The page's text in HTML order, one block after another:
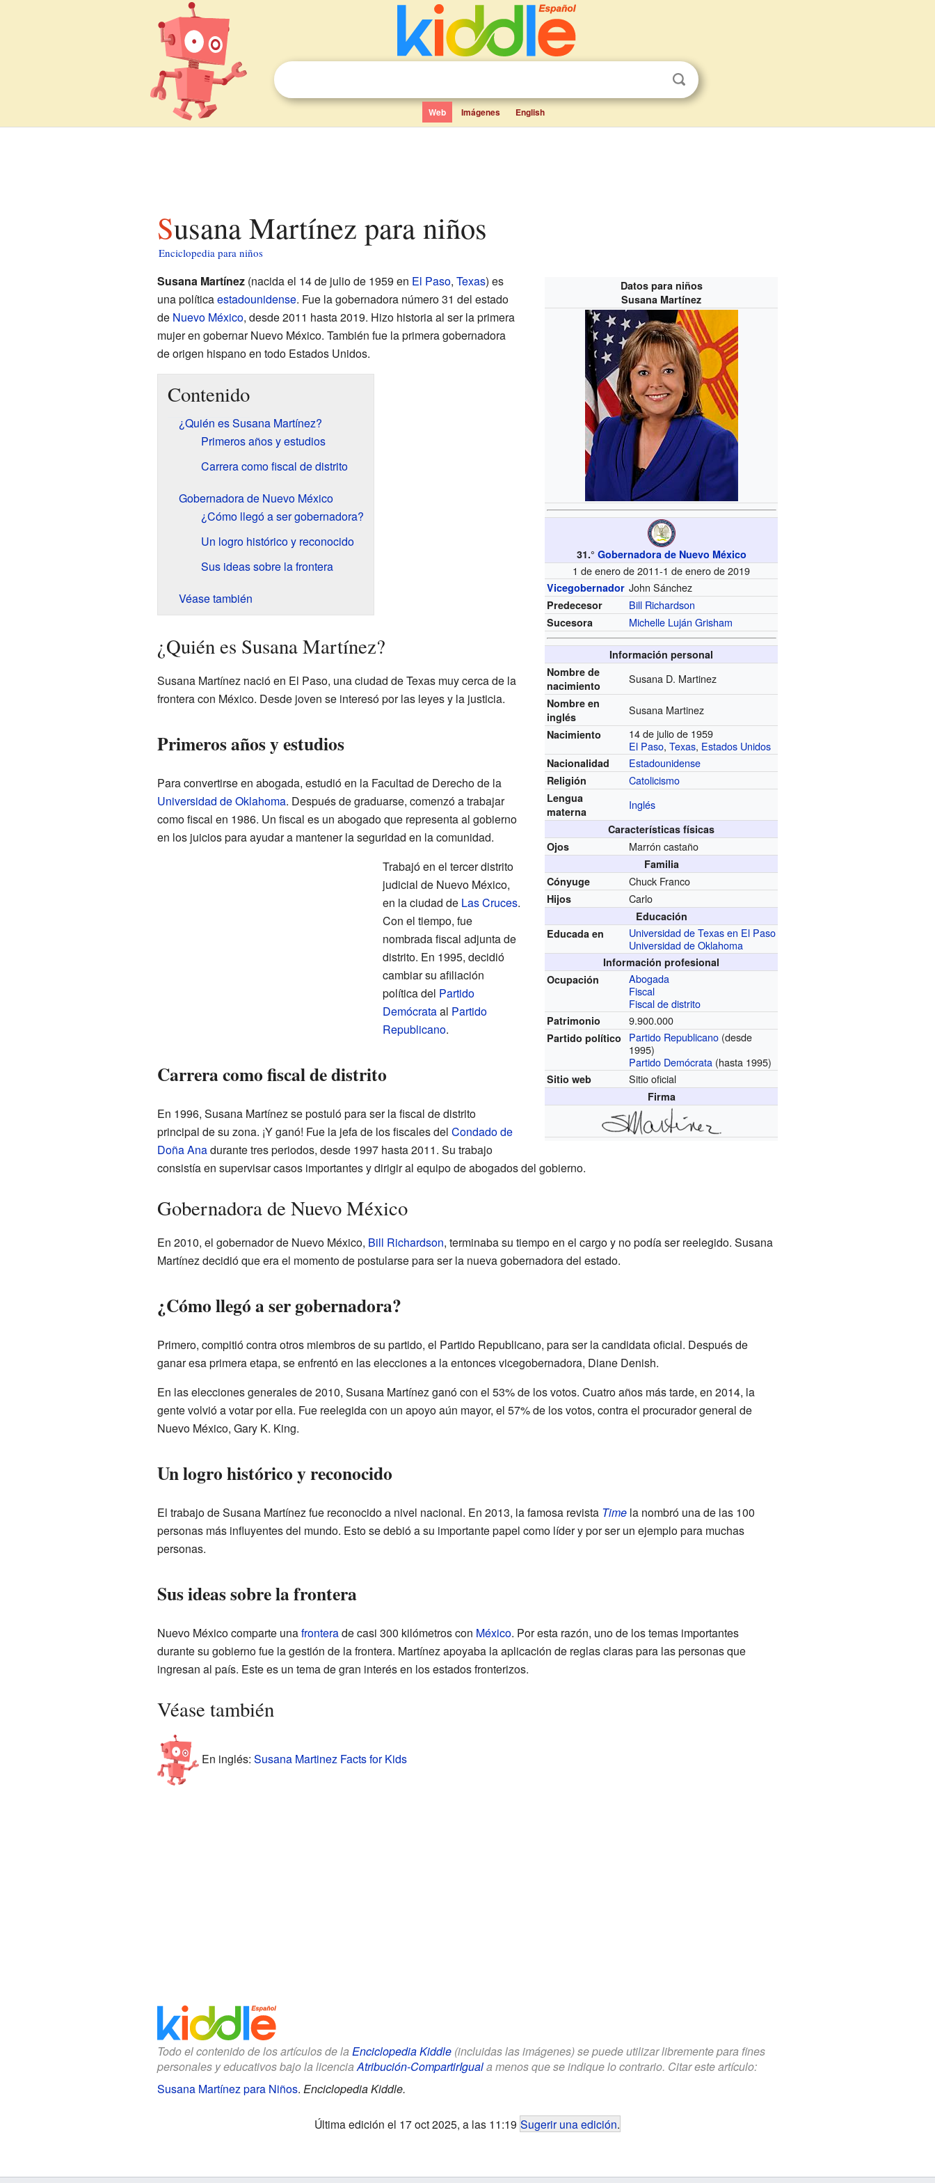
Web Imágenes English
Susana Martínez para niños
Enciclopedia para niños
Datos para niños
Susana Martínez
31.° Gobernadora de Nuevo México
1 de enero de 2011-1 de enero de 2019
Vicegobernador John Sánchez
Predecesor Bill Richardson
Sucesora Michelle Luján Grisham
Información personal
Nombre de
nacimiento
Susana D. Martinez
Nombre en
inglés
Susana Martinez
Nacimiento
14 de julio de 1959
El Paso,Texas, Estados Unidos
Nacionalidad Estadounidense
Religión Catolicismo
Lengua
materna
Inglés
Características físicas
Ojos
Marrón castaño
Familia
Cónyuge
Chuck Franco
Hijos Carlo
Educación
Educada en
Universidad de Texas en El Paso
Universidad de Oklahoma
Información profesional
Ocupación
Abogada
Fiscal
Fiscal de distrito
Patrimonio 9.900.000
Partido político Partido Republicano (desde
1995)
Partido Demócrata (hasta 1995)
Sitio web Sitio oficial
Firma
Susana Martínez(nacida el 14 de julio de 1959 en El Paso, Texas) es
una políticaestadounidense. Fue la gobernadora número 31 del estado
de Nuevo México, desde 2011 hasta 2019. Hizo historia al ser la primera
mujer en gobernar Nuevo México. También fue la primera gobernadora
de origen hispano en todo Estados Unidos.
Contenido
¿Quién es Susana Martínez?
Primeros años y estudios
Carrera como fiscal de distrito
Gobernadora de Nuevo México
¿Cómo llegó a ser gobernadora?
Un logro histórico y reconocido
Sus ideas sobre la frontera
Véase también
¿Quién es Susana Martínez?
Susana Martínez nació en El Paso, una ciudad de Texas muy cerca de la
frontera con México. Desde joven se interesó por las leyes y la justicia.
Primeros años y estudios
Para convertirse en abogada, estudió en la Facultad de Derecho de la
Universidad de Oklahoma. Después de graduarse, comenzó a trabajar
como fiscal en 1986. Un fiscal es un abogado que representa al gobierno
en los juicios para ayudar a mantener la seguridad en la comunidad.
Trabajó en el tercer distrito
judicial de Nuevo México,
en la ciudad de Las Cruces.
Con el tiempo, fue
nombrada fiscal adjunta de
distrito. En 1995, decidió
cambiar su afiliación
política del Partido
Demócrataal Partido
Republicano.
Carrera como fiscal de distrito
En 1996, Susana Martínez se postuló para ser la fiscal de distrito
principal de su zona. ¡Y ganó! Fue la jefa de los fiscales del Condado de
Doña Anadurante tres periodos, desde 1997 hasta 2011. Su trabajo
consistía en supervisar casos importantes y dirigir al equipo de abogados del gobierno.
Gobernadora de Nuevo México
En 2010, el gobernador de Nuevo México, Bill Richardson, terminaba su tiempo en el cargo y no podía ser reelegido. Susana
Martínez decidió que era el momento de postularse para ser la nueva gobernadora del estado.
¿Cómo llegó a ser gobernadora?
Primero, compitió contra otros miembros de su partido, el Partido Republicano, para ser la candidata oficial. Después de
ganar esa primera etapa, se enfrentó en las elecciones a la entonces vicegobernadora, Diane Denish.
En las elecciones generales de 2010, Susana Martínez ganó con el 53% de los votos. Cuatro años más tarde, en 2014, la
gente volvió a votar por ella. Fue reelegida con un apoyo aún mayor, el 57% de los votos, contra el procurador general de
Nuevo México, Gary K. King.
Un logro histórico y reconocido
El trabajo de Susana Martínez fue reconocido a nivel nacional. En 2013, la famosa revista Timela nombró una de las 100
personas más influyentes del mundo. Esto se debió a su importante papel como líder y por ser un ejemplo para muchas
personas.
Sus ideas sobre la frontera
Nuevo México comparte unafronterade casi 300 kilómetros con México. Por esta razón, uno de los temas importantes
durante su gobierno fue la gestión de la frontera. Martínez apoyaba la aplicación de reglas claras para las personas que
ingresan al país. Este es un tema de gran interés en los estados fronterizos.
Véase también
En inglés: Susana Martinez Facts for Kids
Todo el contenido de los artículos de la Enciclopedia Kiddle(incluidas las imágenes) se puede utilizar libremente para fines
personales y educativos bajo la licenciaAtribución-CompartirIguala menos que se indique lo contrario. Citar este artículo:
Susana Martínez para Niños. Enciclopedia Kiddle.
Última edición el 17 oct 2025, a las 11:19 Sugerir una edición.